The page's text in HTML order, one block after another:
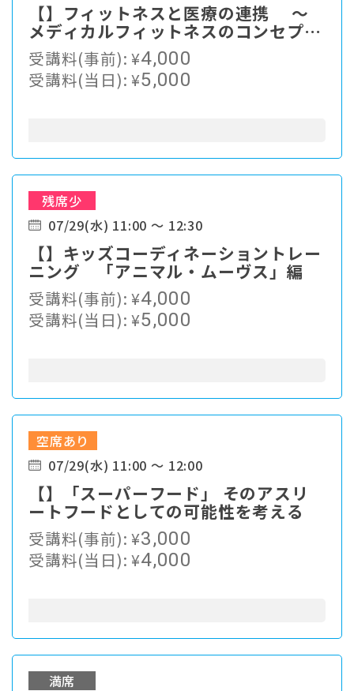
【】フィットネスと医療の連携 ～
メディカルフィットネスのコンセプ
ト、施設運営
受講料(事前):¥4,000
受講料(当日):¥5,000
残席少
07/29(水) 11:00 ～ 12:30
【】キッズコーディネーショントレー
ニング 「アニマル・ムーヴス」編
受講料(事前):¥4,000
受講料(当日):¥5,000
空席あり
07/29(水) 11:00 ～ 12:00
【】「スーパーフード」 そのアスリ
ートフードとしての可能性を考える
受講料(事前):¥3,000
受講料(当日):¥4,000
満席